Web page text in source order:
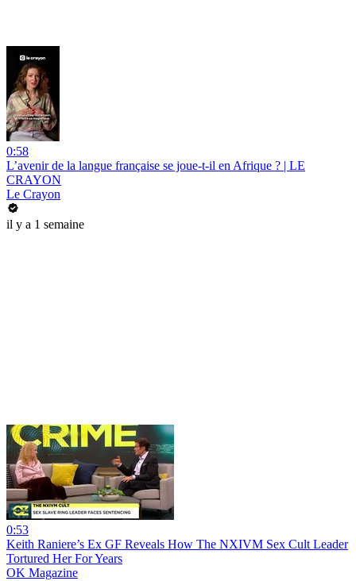
0:58
L’avenir de la langue française se joue-t-il en Afrique ? | LE
CRAYON
Le Crayon
il y a 1 semaine
0:53
Keith Raniere’s Ex GF Reveals How The NXIVM Sex Cult Leader
Tortured Her For Years
OK Magazine